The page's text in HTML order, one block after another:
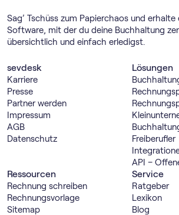
Sag’ Tschüss zum Papierchaos und erhalte
Software, mit der du deine Buchhaltung
übersichtlich und einfach erledigst.
sevdesk
Karriere
Presse
Partner werden
Impressum
AGB
Datenschutz
Lösungen
Freiberufler
API –
Ressourcen
Rechnung schreiben
Rechnungsvorlage
Sitemap
Service
Ratgeber
Lexikon
Blog